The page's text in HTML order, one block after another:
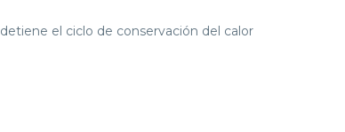
el ciclo de conservación del calor